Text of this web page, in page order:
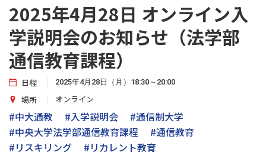
2025年4月28日 オンライン入
学説明会のお知らせ（法学部
通信教育課程）
日程 2025年4月28日（月）18:30～20:00
場所 オンライン
#中大通教 #入学説明会
#通信制大学
#中央大学法学部通信教育課程
#通信教育
#リスキリング
#リカレント教育